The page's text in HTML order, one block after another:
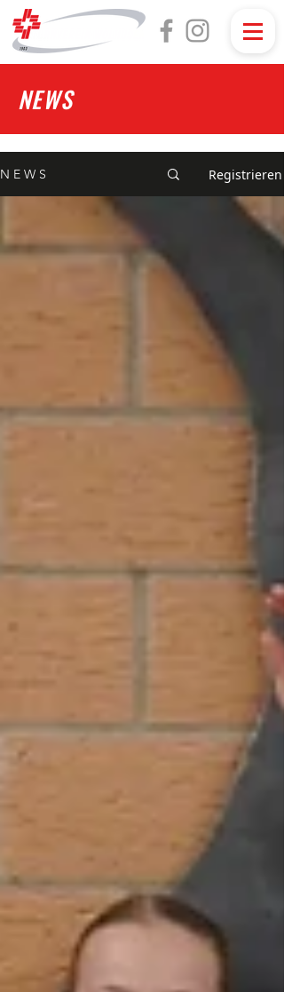
NEWS
N E W S Registrieren